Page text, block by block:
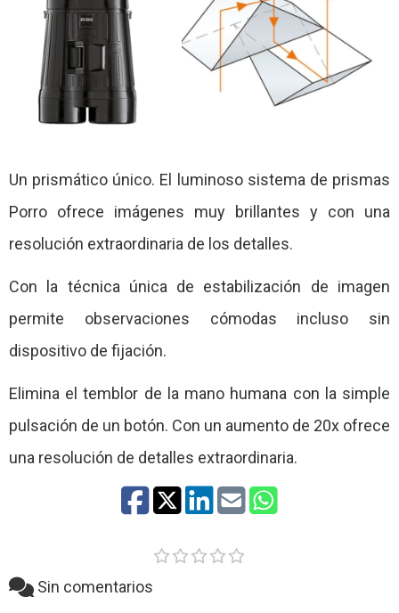
Un prismático único. El luminoso sistema de prismas
Porro ofrece imágenes muy brillantes y con una
resolución extraordinaria de los detalles.
Con la técnica única de estabilización de imagen
permite observaciones cómodas incluso sin
dispositivo de fijación.
Elimina el temblor de la mano humana con la simple
pulsación de un botón. Con un aumento de 20x ofrece
una resolución de detalles extraordinaria.
Sin comentarios